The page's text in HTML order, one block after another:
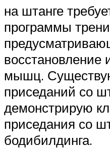
на штанге
программы
восстановление
мышц.
приседаний со
демонстрирую
приседания со
бодибилдинга.